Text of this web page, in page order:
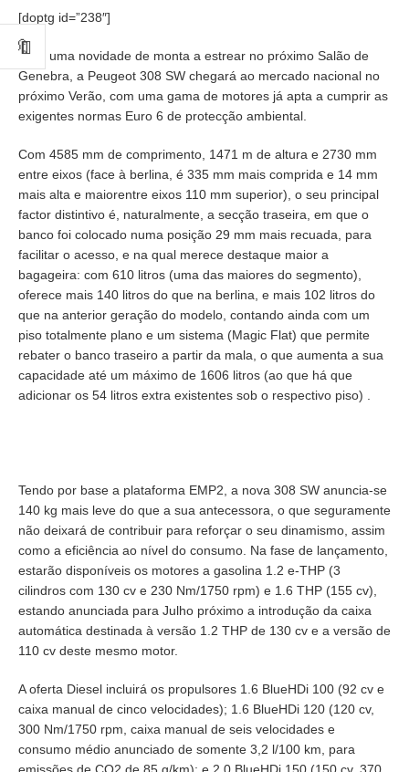
[doptg id=”238″]
Mais uma novidade de monta a estrear no próximo Salão de
Genebra, a Peugeot 308 SW chegará ao mercado nacional no
próximo Verão, com uma gama de motores já apta a cumprir as
exigentes normas Euro 6 de protecção ambiental.
Com 4585 mm de comprimento, 1471 m de altura e 2730 mm
entre eixos (face à berlina, é 335 mm mais comprida e 14 mm
mais alta e maiorentre eixos 110 mm superior), o seu principal
factor distintivo é, naturalmente, a secção traseira, em que o
banco foi colocado numa posição 29 mm mais recuada, para
facilitar o acesso, e na qual merece destaque maior a
bagageira: com 610 litros (uma das maiores do segmento),
oferece mais 140 litros do que na berlina, e mais 102 litros do
que na anterior geração do modelo, contando ainda com um
piso totalmente plano e um sistema (Magic Flat) que permite
rebater o banco traseiro a partir da mala, o que aumenta a sua
capacidade até um máximo de 1606 litros (ao que há que
adicionar os 54 litros extra existentes sob o respectivo piso) .
Tendo por base a plataforma EMP2, a nova 308 SW anuncia-se
140 kg mais leve do que a sua antecessora, o que seguramente
não deixará de contribuir para reforçar o seu dinamismo, assim
como a eficiência ao nível do consumo. Na fase de lançamento,
estarão disponíveis os motores a gasolina 1.2 e-THP (3
cilindros com 130 cv e 230 Nm/1750 rpm) e 1.6 THP (155 cv),
estando anunciada para Julho próximo a introdução da caixa
automática destinada à versão 1.2 THP de 130 cv e a versão de
110 cv deste mesmo motor.
A oferta Diesel incluirá os propulsores 1.6 BlueHDi 100 (92 cv e
caixa manual de cinco velocidades); 1.6 BlueHDi 120 (120 cv,
300 Nm/1750 rpm, caixa manual de seis velocidades e
consumo médio anunciado de somente 3,2 l/100 km, para